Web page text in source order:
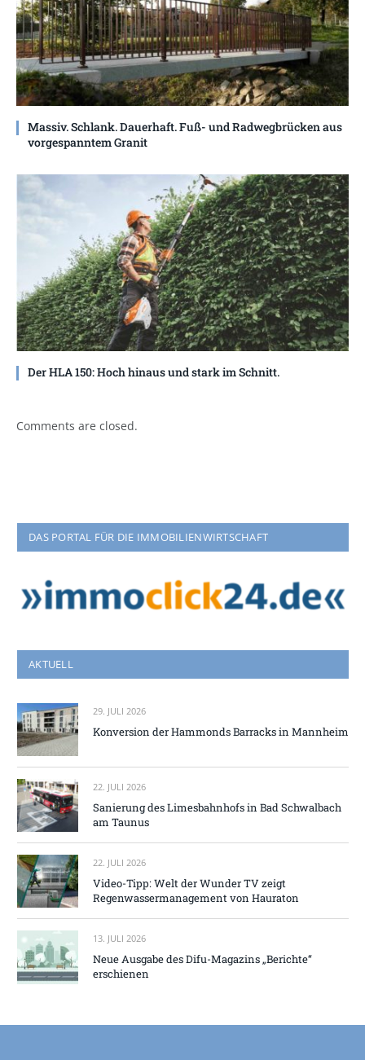
Massiv. Schlank. Dauerhaft. Fuß- und Radwegbrücken aus
vorgespanntem Granit
Der HLA 150: Hoch hinaus und stark im Schnitt.
Comments are closed.
DAS PORTAL FÜR DIE IMMOBILIENWIRTSCHAFT
AKTUELL
29. JULI 2026
Konversion der Hammonds Barracks in Mannheim
22. JULI 2026
Sanierung des Limesbahnhofs in Bad Schwalbach
am Taunus
22. JULI 2026
Video-Tipp: Welt der Wunder TV zeigt
Regenwassermanagement von Hauraton
13. JULI 2026
Neue Ausgabe des Difu-Magazins „Berichte“
erschienen